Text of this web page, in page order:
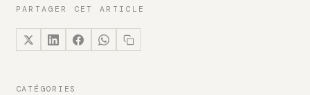
PARTAGER CET ARTICLE
CATÉGORIES